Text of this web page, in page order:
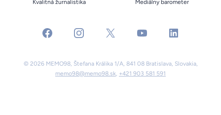
Kvalitná žurnalistika
Mediálny barometer
facebook instagramx youtube linkedin
© 2026 MEMO98, Štefana Králika 1/A, 841 08 Bratislava, Slovakia,
memo98@memo98.sk, +421 903 581 591